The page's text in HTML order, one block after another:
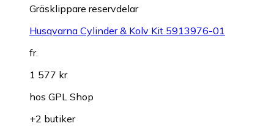
Gräsklippare reservdelar
Husqvarna Cylinder & Kolv Kit 5913976-01
fr.
1 577 kr
hos GPL Shop
+2 butiker